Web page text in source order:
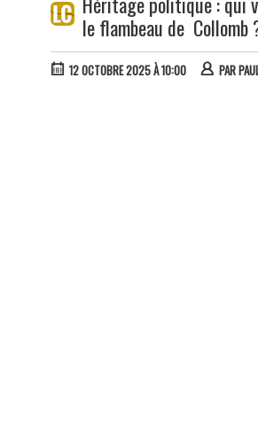
le flambeau de Collomb
12 OCTOBRE 2025 À 10:00 PAR